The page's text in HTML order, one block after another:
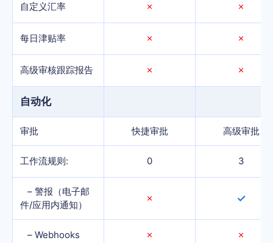
自定义汇率 ✗ ✗
每日津贴率 ✗ ✗
高级审核跟踪报告 ✗ ✗
自动化
审批 快捷审批 高级审批
工作流规则: 0 3
– 警报（电子邮
件/应用内通知）
✗ ✓
– Webhooks ✗ ✗